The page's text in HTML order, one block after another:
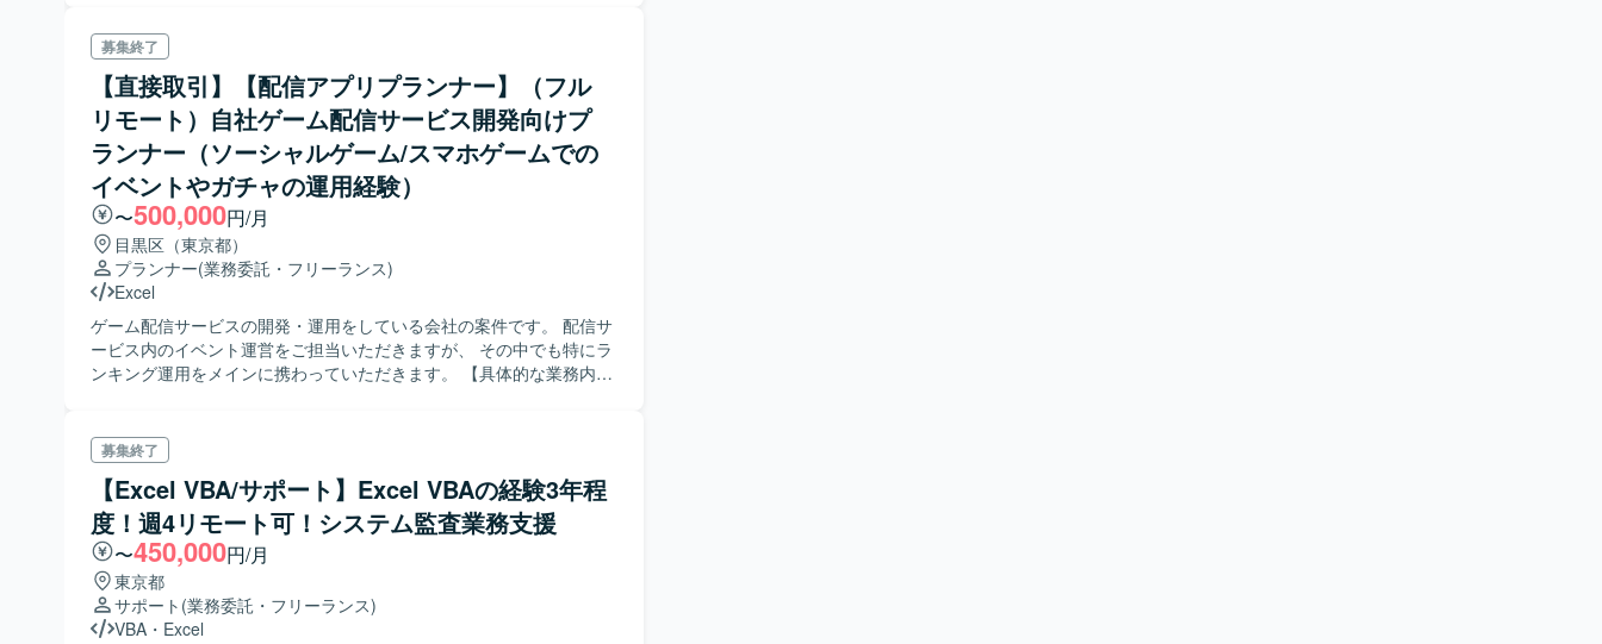
いする作業は、データの整備・精査や分析などを想定。
募集終了
【直接取引】【配信アプリプランナー】（フル
リモート）自社ゲーム配信サービス開発向けプ
ランナー（ソーシャルゲーム/スマホゲームでの
イベントやガチャの運用経験）
〜500,000円/月
目黒区（東京都）
プランナー(業務委託・フリーランス)
Excel
ゲーム配信サービスの開発・運用をしている会社の案件です。 配信サ
ービス内のイベント運営をご担当いただきますが、 その中でも特にラ
ンキング運用をメインに携わっていただきます。 【具体的な業務内
募集終了
【Excel VBA/サポート】Excel VBAの経験3年程
度！週4リモート可！システム監査業務支援
〜450,000円/月
東京都
サポート (業務委託・フリーランス)
VBA ・ Excel